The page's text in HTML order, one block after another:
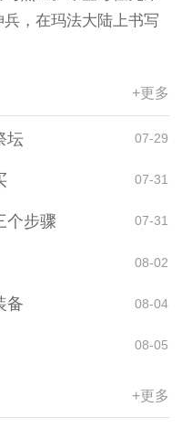
，在玛法大陆上书写
+更多
坛 07-29
07-31
个步骤 07-31
08-02
备 08-04
08-05
+更多